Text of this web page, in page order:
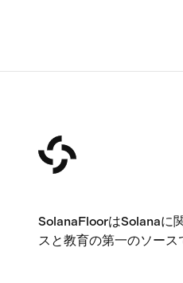
SolanaFloorはSolanaに
スと教育の第一のソース